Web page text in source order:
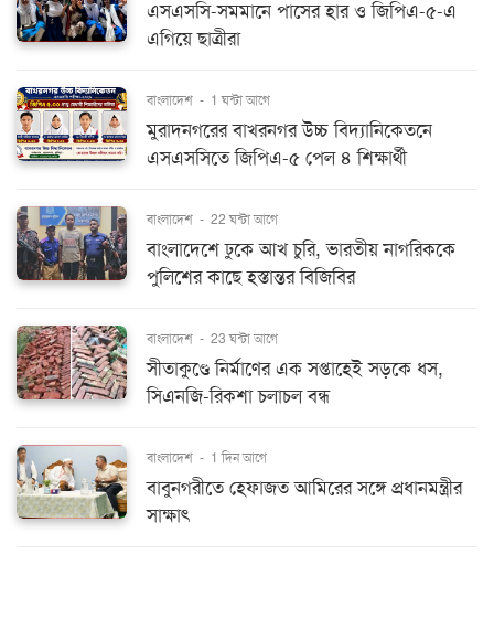
এসএসসি-সমমানে পাসের হার ও জিপিএ-৫-এ
এগিয়ে ছাত্রীরা
বাংলাদেশ - 1 ঘন্টা আগে
মুরাদনগরের বাখরনগর উচ্চ বিদ্যানিকেতনে
এসএসসিতে জিপিএ-৫ পেল ৪ শিক্ষার্থী
বাংলাদেশ - 22 ঘন্টা আগে
বাংলাদেশে ঢুকে আখ চুরি, ভারতীয় নাগরিককে
পুলিশের কাছে হস্তান্তর বিজিবির
বাংলাদেশ - 23 ঘন্টা আগে
সীতাকুণ্ডে নির্মাণের এক সপ্তাহেই সড়কে ধস,
সিএনজি-রিকশা চলাচল বন্ধ
বাংলাদেশ - 1 দিন আগে
বাবুনগরীতে হেফাজত আমিরের সঙ্গে প্রধানমন্ত্রীর
সাক্ষাৎ